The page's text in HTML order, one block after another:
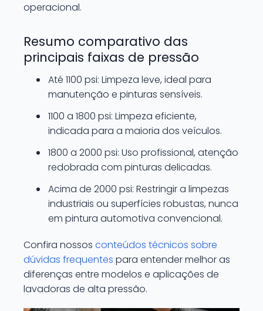
operacional.
Resumo comparativo das
principais faixas de pressão
Até 1100 psi: Limpeza leve, ideal para
manutenção e pinturas sensíveis.
1100 a 1800 psi: Limpeza eficiente,
indicada para a maioria dos veículos.
1800 a 2000 psi: Uso profissional, atenção
redobrada com pinturas delicadas.
Acima de 2000 psi: Restringir a limpezas
industriais ou superfícies robustas, nunca
em pintura automotiva convencional.
Confira nossos conteúdos técnicos sobre
dúvidas frequentes para entender melhor as
diferenças entre modelos e aplicações de
lavadoras de alta pressão.